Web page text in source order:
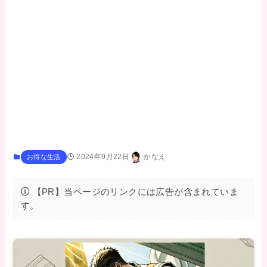
お得な生活 2024年9月22日 かなえ
【PR】当ページのリンクには広告が含まれていま
す。